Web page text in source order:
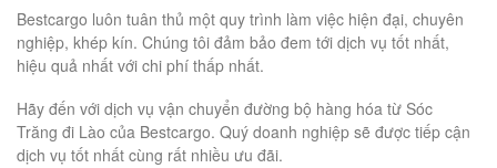
Bestcargo luôn tuân thủ một quy trình làm việc hiện đại, chuyên
nghiệp, khép kín. Chúng tôi đảm bảo đem tới dịch vụ tốt nhất,
hiệu quả nhất với chi phí thấp nhất.
Hãy đến với dịch vụ vận chuyển đường bộ hàng hóa từ Sóc
Trăng đi Lào của Bestcargo. Quý doanh nghiệp sẽ được tiếp cận
dịch vụ tốt nhất cùng rất nhiều ưu đãi.